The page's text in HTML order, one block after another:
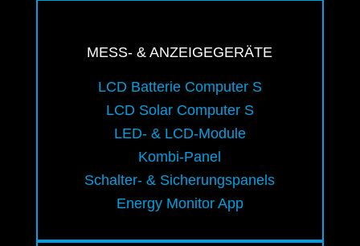
MESS- & ANZEIGEGERÄTE
LCD Batterie Computer S
LCD Solar Computer S
LED- & LCD-Module
Kombi-Panel
Schalter- & Sicherungspanels
Energy Monitor App